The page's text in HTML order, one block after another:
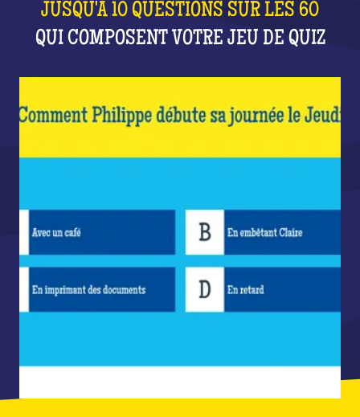
JUSQU'À 10 QUESTIONS SUR LES 60
QUI COMPOSENT VOTRE JEU DE QUIZ